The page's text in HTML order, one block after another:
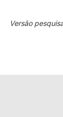
Versão